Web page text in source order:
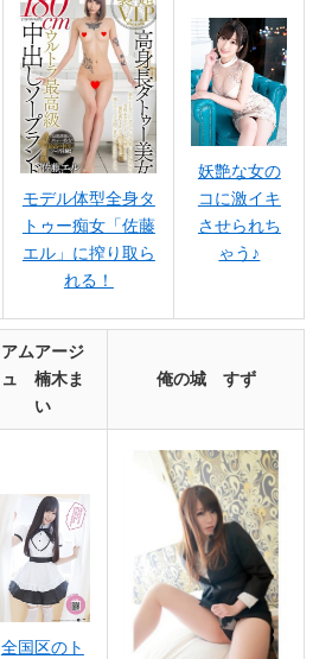
モデル体型全身タ
トゥー痴女「佐藤
エル」に搾り取ら
れる！
妖艶な女の
コに激イキ
させられち
ゃう♪
アムアージ
ュ 楠木ま
い
俺の城 すず
全国区のト